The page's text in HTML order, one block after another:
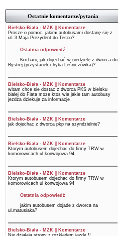
Ostatnie komentarze/pytania
Bielsko-Biała - MZK||
Komentarze
Prosze o pomoc, jakimi autobusami dostanę się z
ul. 3 Maja Prezydent do Tesco?
Ostatnia odpowiedź
Kochani, jak dojechać w niedzielę z dworca do
Bystrej (przystanek chyba Leśniczówka)?
Bielsko-Biała - MZK||
Komentarze
witam chce sie dostac z dworca PKS w bielsku
bialej do Fiata moze ktos wie jakie tam autobusy
jezdza dziekuje za informacje
Bielsko-Biała - MZK||
Komentarze
jak dojechac z dworca pkp na szyndzielnie?
Bielsko-Biała - MZK||
Komentarze
Ktorym autobusem dojechac do firmy TRW w
komorowicach ul konwojowa 94
Bielsko-Biała - MZK||
Komentarze
Ktorym autobusem dojechac do firmy TRW w
komorowicach ul konwojowa 94
Ostatnia odpowiedź
jakim autobusem dojade z dworca na
ul.matusiaka?
Bielsko-Biała - MZK||
Komentarze
Nie działają strony z rozkładem jazdy !!